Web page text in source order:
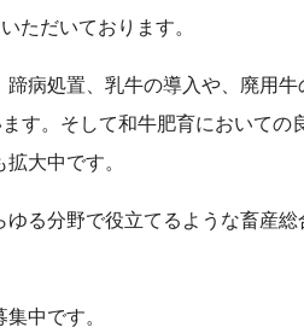
ただいております。
病処置、乳牛の導入や、廃用牛
す。そして和牛肥育においての
大中です。
る分野で役立てるような畜産総
中です。